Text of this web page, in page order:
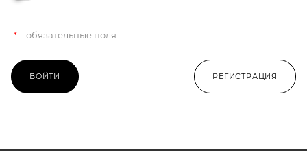
* – обязательные поля
ВОЙТИ РЕГИСТРАЦИЯ